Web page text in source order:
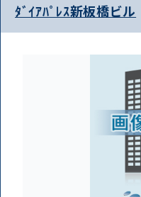
ﾀﾞｲｱﾊﾟﾚｽ新板橋ビル